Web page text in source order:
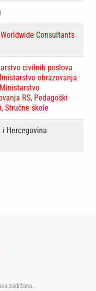
Worldwide Consultants
civilnih poslova
obrazovanja
Ministarstvo
RS, Pedagoški
, Stručne škole
i Hercegovina
zadržana.